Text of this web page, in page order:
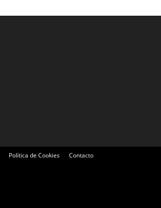
Política de Cookies Contacto